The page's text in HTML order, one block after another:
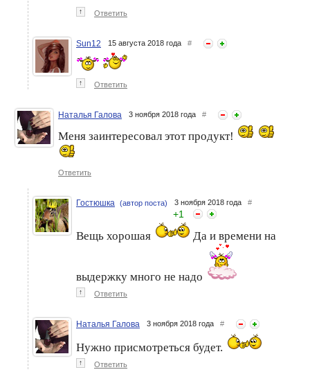
↑ Ответить
Sun12 15 августа 2018 года #
↑ Ответить
Наталья Галова 3 ноября 2018 года #
Меня заинтересовал этот продукт!
Ответить
Гостюшка (автор поста) 3 ноября 2018 года #
+1
Вещь хорошая Да и времени на
выдержку много не надо
↑ Ответить
Наталья Галова 3 ноября 2018 года #
Нужно присмотреться будет.
↑ Ответить